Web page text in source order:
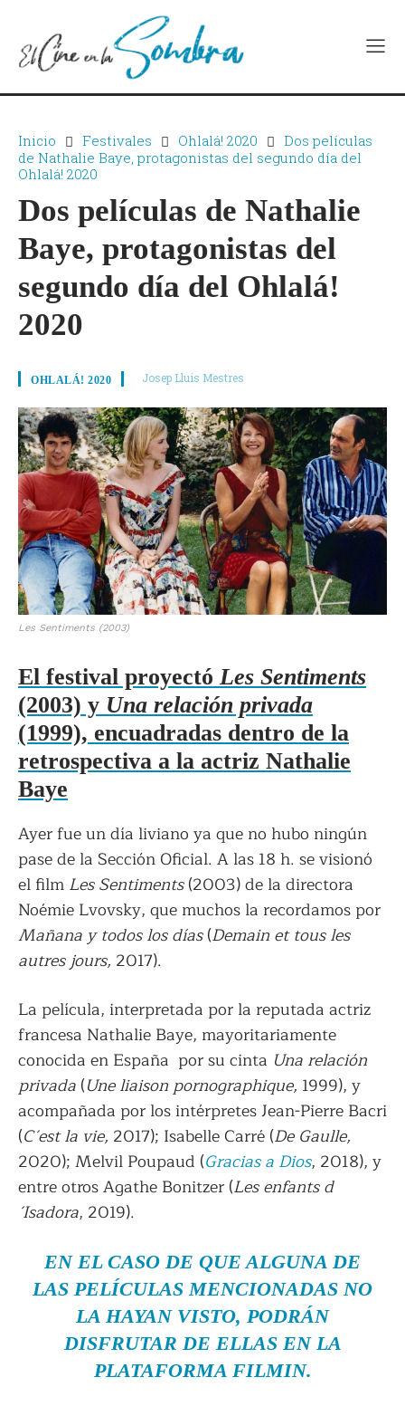
Inicio Festivales Ohlalá! 2020
Dos películas
de Nathalie Baye, protagonistas del segundo día del
Ohlalá! 2020
Dos películas de Nathalie
Baye, protagonistas del
segundo día del Ohlalá!
2020
OHLALÁ! 2020 Josep Lluis Mestres
Les Sentiments (2003)
El festival proyectó Les Sentiments
(2003) y Una relación privada
(1999), encuadradas dentro de la
retrospectiva a la actriz Nathalie
Baye
Ayer fue un día liviano ya que no hubo ningún
pase de la Sección Oficial. A las 18 h. se visionó
el film Les Sentiments(2003) de la directora
Noémie Lvovsky, que muchos la recordamos por
Mañana y todos los días(Demain et tous les
autres jours, 2017).
La película, interpretada por la reputada actriz
francesa Nathalie Baye, mayoritariamente
conocida en España por su cinta Una relación
privada (Une liaison pornographique, 1999), y
acompañada por los intérpretes Jean-Pierre Bacri
(C´est la vie, 2017); Isabelle Carré (De Gaulle,
2020); Melvil Poupaud (Gracias a Dios, 2018), y
entre otros Agathe Bonitzer (Les enfants d
´Isadora, 2019).
EN EL CASO DE QUE ALGUNA DE
LAS PELÍCULAS MENCIONADAS NO
LA HAYAN VISTO, PODRÁN
DISFRUTAR DE ELLAS EN LA
PLATAFORMA FILMIN.